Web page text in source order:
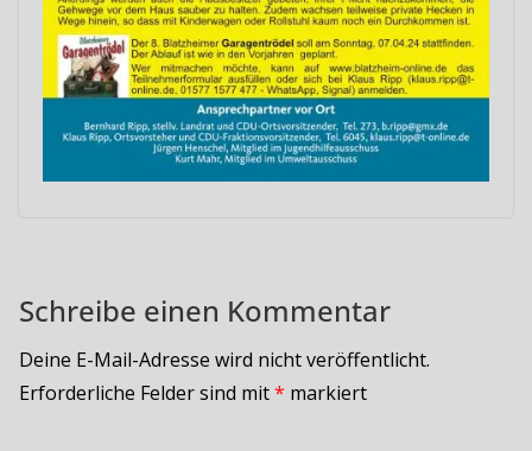
Schreibe einen Kommentar
Deine E-Mail-Adresse wird nicht veröffentlicht.
Erforderliche Felder sind mit* markiert